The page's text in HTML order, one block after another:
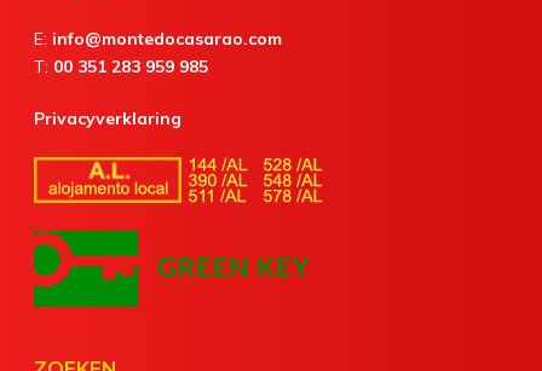
E: info@montedocasarao.com
T: 00 351 283 959 985
Privacyverklaring